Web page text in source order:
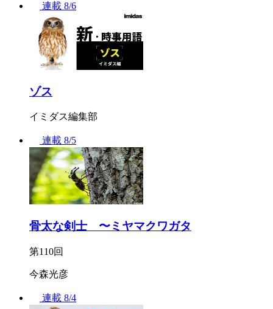
連載 8/6
ゾス
イミダス編集部
連載 8/5
骨太な剣士 〜ミヤマクワガタ
第110回
今森光彦
連載 8/4